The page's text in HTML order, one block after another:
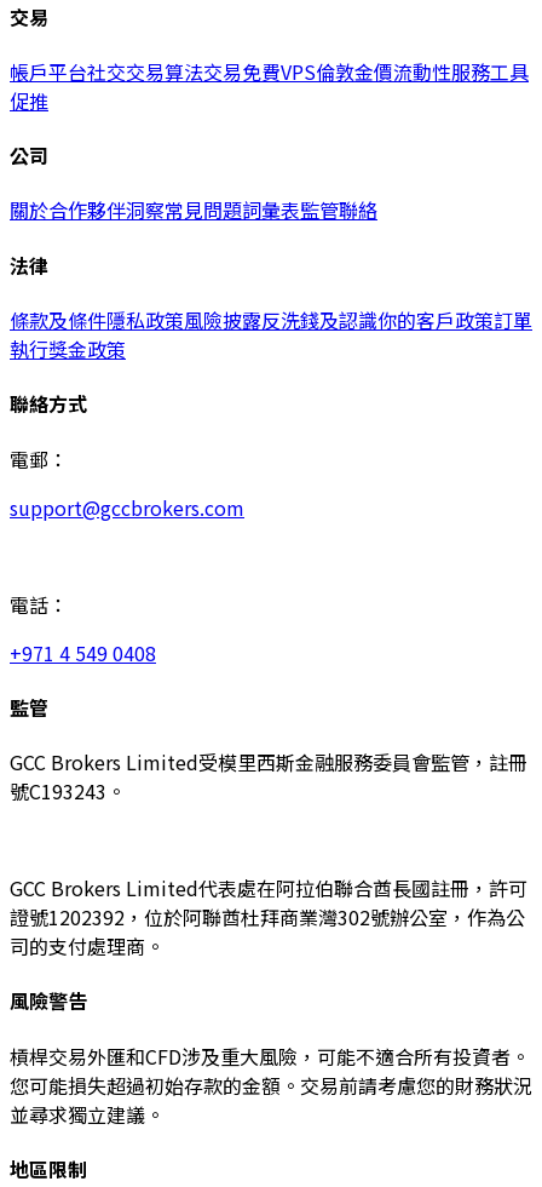
交易
帳戶平台社交交易算法交易免費VPS倫敦金價流動性服務工具
促推
公司
關於合作夥伴洞察常見問題詞彙表監管聯絡
法律
條款及條件隱私政策風險披露反洗錢及認識你的客戶政策訂單
執行獎金政策
聯絡方式
電郵：
support@gccbrokers.com
電話：
+971 4 549 0408
監管
GCC Brokers Limited受模里西斯金融服務委員會監管，註冊
號C193243。
GCC Brokers Limited代表處在阿拉伯聯合酋長國註冊，許可
證號1202392，位於阿聯酋杜拜商業灣302號辦公室，作為公
司的支付處理商。
風險警告
槓桿交易外匯和CFD涉及重大風險，可能不適合所有投資者。
您可能損失超過初始存款的金額。交易前請考慮您的財務狀況
並尋求獨立建議。
地區限制